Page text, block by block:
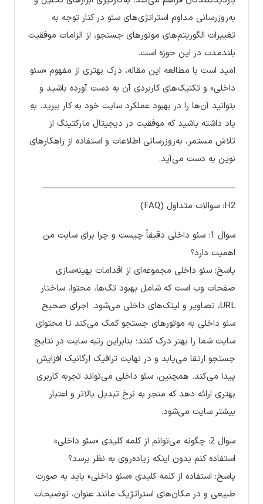
به‌روزرسانی مداوم استراتژی‌های سئو در کنار توجه به
تغییرات الگوریتم‌های موتورهای جستجو، از الزامات موفقیت
بلندمدت در این حوزه است.
امید است با مطالعه این مقاله، درک بهتری از مفهوم «سئو
داخلی» و تکنیک‌های کاربردی آن به دست آورده باشید و
بتوانید آن‌ها را در بهبود عملکرد سایت خود به کار ببرید. بهِ
یاد داشته باشید که موفقیت در دیجیتال مارکتینگ از
تلاش مستمر، به‌روزرسانی اطلاعات و استفاده از راهکارهای
نوین به دست می‌آید.
──────────────────────────────
H2: سوالات متداول (FAQ)
سوال 1: سئو داخلی دقیقاً چیست و چرا برای سایت من
اهمیت دارد؟
پاسخ: سئو داخلی مجموعه‌ای از اقدامات بهینه‌سازی
صفحات وب است که شامل بهبود تگ‌ها، محتوا، ساختار
URL، تصاویر و لینک‌های داخلی می‌شود. اجرای صحیح
سئو داخلی به موتورهای جستجو کمک می‌کند تا محتوای
سایت شما را بهتر درک کنند؛ بنابراین رتبه سایت در نتایج
جستجو ارتقا می‌یابد و در نهایت ترافیک ارگانیک افزایش
پیدا می‌کند. همچنین، سئو داخلی می‌تواند تجربه کاربری
بهتری ارائه دهد که منجر به نرخ تبدیل بالاتر و اعتبار
بیشتر سایت می‌شود.
سوال 2: چگونه می‌توانم از کلمه کلیدی «سئو داخلی»
استفاده کنم بدون اینکه زیاده‌روی به نظر برسد؟
پاسخ: استفاده از کلمه کلیدی «سئو داخلی» باید به صورت
طبیعی و در مکان‌های استراتژیک مانند عنوان، توضیحات